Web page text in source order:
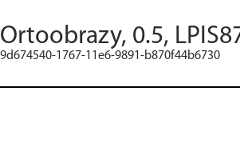
Ortoobrazy, 0.5,
9d674540-1767-11e6-9891-b870f44b6730